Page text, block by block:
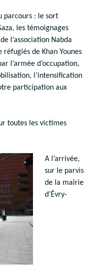
parcours : le sort
les témoignages
l’association Nabda
réfugiés de Khan Younes
l’armée d’occupation,
l’intensification
participation aux
toutes les victimes
A l’arrivée,
sur le parvis
de la mairie
d’Évry-